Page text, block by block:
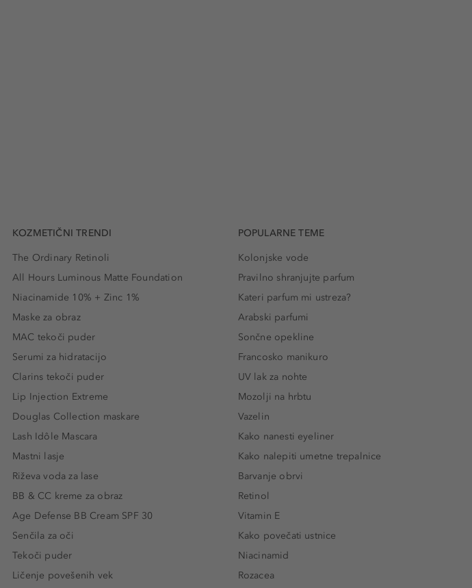
KOZMETIČNI TRENDI
The Ordinary Retinoli
All Hours Luminous Matte Foundation
Niacinamide 10% + Zinc 1%
Maske za obraz
MAC tekoči puder
Serumi za hidratacijo
Clarins tekoči puder
Lip Injection Extreme
Douglas Collection maskare
Lash Idôle Mascara
Mastni lasje
Riževa voda za lase
BB & CC kreme za obraz
Age Defense BB Cream SPF 30
Senčila za oči
Tekoči puder
Ličenje povešenih vek
POPULARNE TEME
Kolonjske vode
Pravilno shranjujte parfum
Kateri parfum mi ustreza?
Arabski parfumi
Sončne opekline
Francosko manikuro
UV lak za nohte
Mozolji na hrbtu
Vazelin
Kako nanesti eyeliner
Kako nalepiti umetne trepalnice
Barvanje obrvi
Retinol
Vitamin E
Kako povečati ustnice
Niacinamid
Rozacea